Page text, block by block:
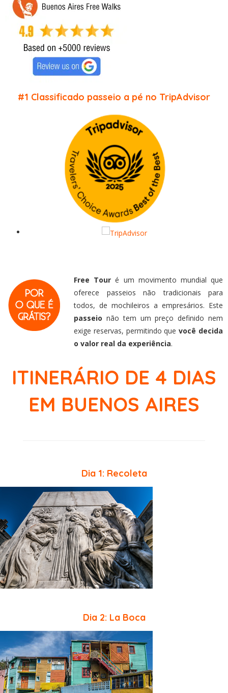
#1 Classificado passeio a pé no TripAdvisor
Free Tour é um movimento mundial que
oferece passeios não tradicionais para
todos, de mochileiros a empresários. Este
passeio não tem um preço definido nem
exige reservas, permitindo quevocê decida
o valor real da experiência.
ITINERÁRIO DE 4 DIAS
EM BUENOS AIRES
Dia 1: Recoleta
Dia 2: La Boca